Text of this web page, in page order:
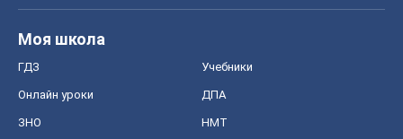
Моя школа
ГДЗ Учебники
Онлайн уроки ДПА
ЗНО НМТ